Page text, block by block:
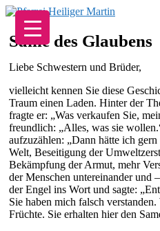
Zum
Inhalt
springen
Same des Glaubens
Liebe Schwestern und Brüder,
vielleicht kennen Sie diese
Traum einen Laden. Hinter der
fragte er: „Was verkaufen Sie,
freundlich: „Alles, was sie
aufzuzählen: „Dann hätte ich
Welt, Beseitigung der
Bekämpfung der Armut, mehr
der Menschen untereinander
der Engel ins Wort und sagte:
Sie haben mich falsch
Früchte. Sie erhalten hier den